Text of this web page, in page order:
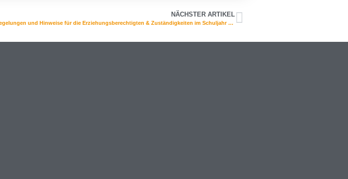
NÄCHSTER ARTIKEL
Wichtige Regelungen und Hinweise für die Erziehungsberechtigten & Zuständigkeiten im Schuljahr 2026/27